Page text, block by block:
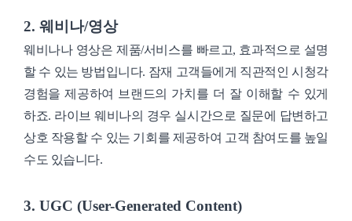
2. 웨비나/영상
웨비나나 영상은 제품/서비스를 빠르고, 효과적으로 설명
할 수 있는 방법입니다. 잠재 고객들에게 직관적인 시청각
경험을 제공하여 브랜드의 가치를 더 잘 이해할 수 있게
하죠. 라이브 웨비나의 경우 실시간으로 질문에 답변하고
상호 작용할 수 있는 기회를 제공하여 고객 참여도를 높일
수도 있습니다.
3. UGC (User-Generated Content)